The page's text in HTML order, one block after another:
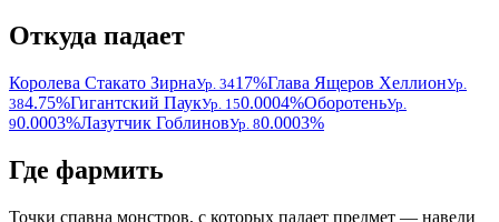
Откуда падает
Королева Стакато ЗирнаУр. 3417%Глава Ящеров ХеллионУр.
384.75%Гигантский ПаукУр. 150.0004%ОборотеньУр.
90.0003%Лазутчик ГоблиновУр. 80.0003%
Где фармить
Точки спавна монстров, с которых падает предмет — наведи